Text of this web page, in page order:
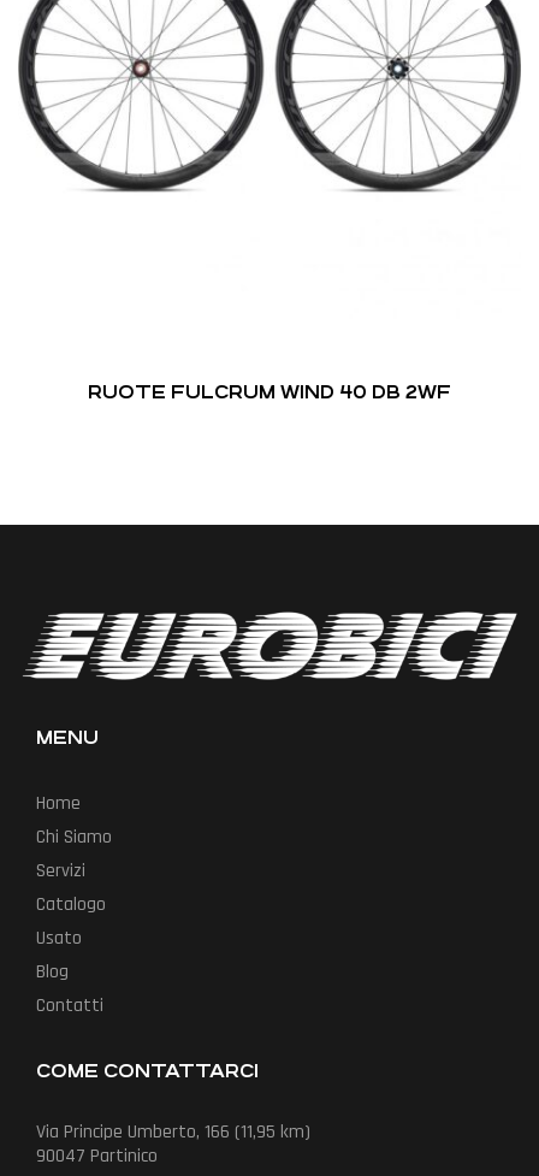
RUOTE FULCRUM WIND 40 DB 2WF
MENU
Home
Chi Siamo
Servizi
Catalogo
Usato
Blog
Contatti
COME CONTATTARCI
Via Principe Umberto, 166 (11,95 km)
90047 Partinico